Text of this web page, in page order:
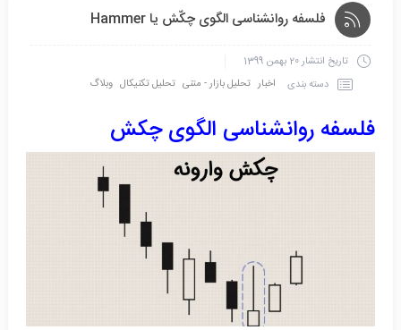
فلسفه روانشناسی الگوی چکّش یا Hammer
تاریخ انتشار20 بهمن 1399
دسته بندی
اخبار تحلیل بازار - متنی تحلیل تکنیکال وبلاگ
فلسفه روانشناسی الگوی چکش